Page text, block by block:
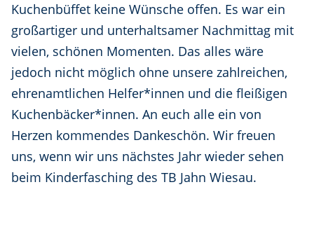
Kuchenbüffet keine Wünsche offen. Es war ein
großartiger und unterhaltsamer Nachmittag mit
vielen, schönen Momenten. Das alles wäre
jedoch nicht möglich ohne unsere zahlreichen,
ehrenamtlichen Helfer*innen und die fleißigen
Kuchenbäcker*innen. An euch alle ein von
Herzen kommendes Dankeschön. Wir freuen
uns, wenn wir uns nächstes Jahr wieder sehen
beim Kinderfasching des TB Jahn Wiesau.